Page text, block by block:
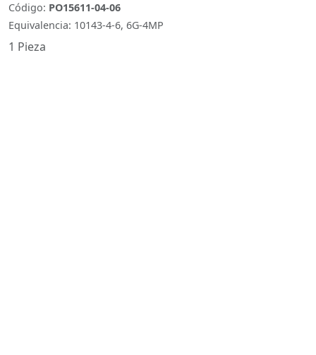
Código: PO15611-04-06
Equivalencia: 10143-4-6, 6G-4MP
1 Pieza